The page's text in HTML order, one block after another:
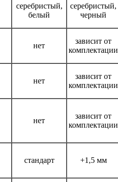
серебристый,
белый
серебристый,
черный
нет
зависит от
комплектации
нет
зависит от
комплектации
нет
зависит от
комплектации
стандарт +1,5 мм